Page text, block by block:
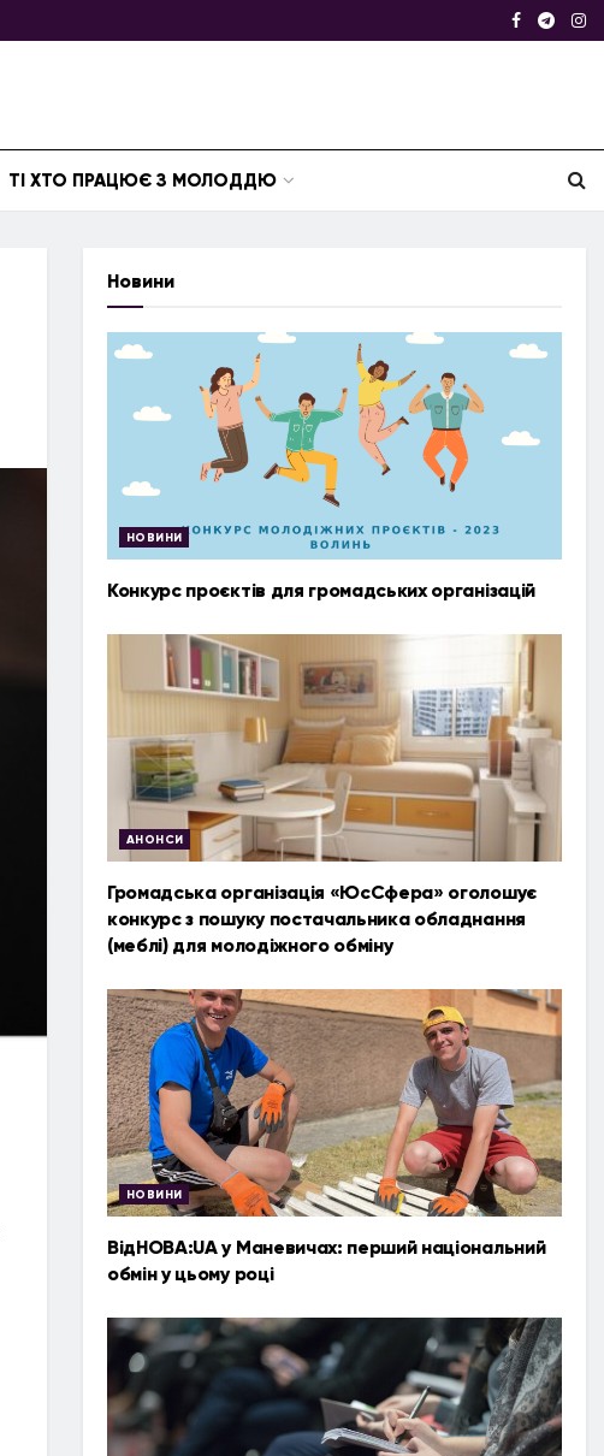
ТІ ХТО ПРАЦЮЄ З МОЛОДДЮ
Новини
НОВИНИ
Конкурс проєктів для громадських організацій
АНОНСИ
Громадська організація «ЮсСфера» оголошує
конкурс з пошуку постачальника обладнання
(меблі) для молодіжного обміну
НОВИНИ
ВідНОВА:UA у Маневичах: перший національний
обмін у цьому році